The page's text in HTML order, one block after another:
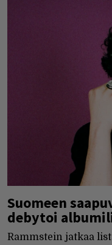
Suomeen
debytoi
Rammstein jatkaa